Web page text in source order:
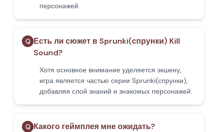
персонажей.
Q Есть ли сюжет в Sprunki(спрунки) Kill
Sound?
Хотя основное внимание уделяется экшену,
игра является частью серии Sprunki(спрунки),
добавляя слой знаний и знакомых персонажей.
Q Какого геймплея мне ожидать?